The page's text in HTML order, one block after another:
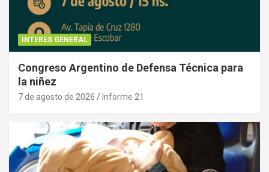
INTERES GENERAL
Congreso Argentino de Defensa Técnica para
la niñez
7 de agosto de 2026 Informe 21